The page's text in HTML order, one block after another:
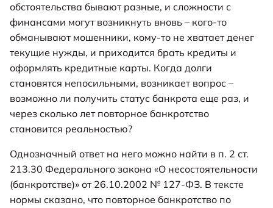
обстоятельства бывают разные, и сложности с
финансами могут возникнуть вновь – кого-то
обманывают мошенники, кому-то не хватает денег
текущие нужды, и приходится брать кредиты и
оформлять кредитные карты. Когда долги
становятся непосильными, возникает вопрос –
возможно ли получить статус банкрота еще раз, и
через сколько лет повторное банкротство
становится реальностью?
Однозначный ответ на него можно найти в п. 2 ст.
213.30 Федерального закона «О несостоятельности
(банкротстве)» от 26.10.2002 № 127-ФЗ. В тексте
нормы сказано, что повторное банкротство по